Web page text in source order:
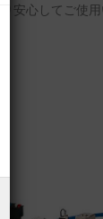
安心してご使用